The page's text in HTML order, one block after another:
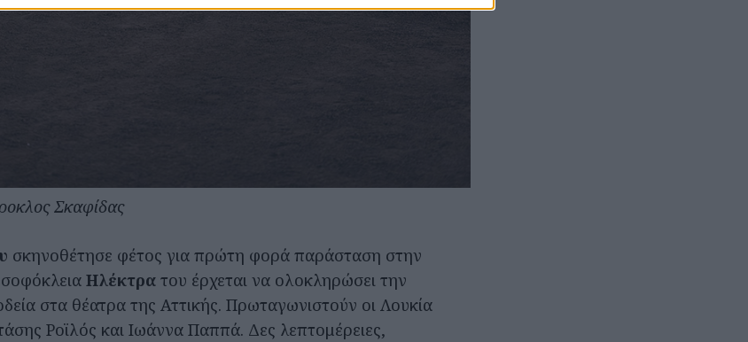
Σκαφίδας
σκηνοθέτησε φέτος για πρώτη φορά παράσταση στην
Ηλέκτρατου έρχεται να ολοκληρώσει την
στα θέατρα της Αττικής. Πρωταγωνιστούν οι Λουκία
Ροϊλός και Ιωάννα Παππά. Δες λεπτομέρειες,